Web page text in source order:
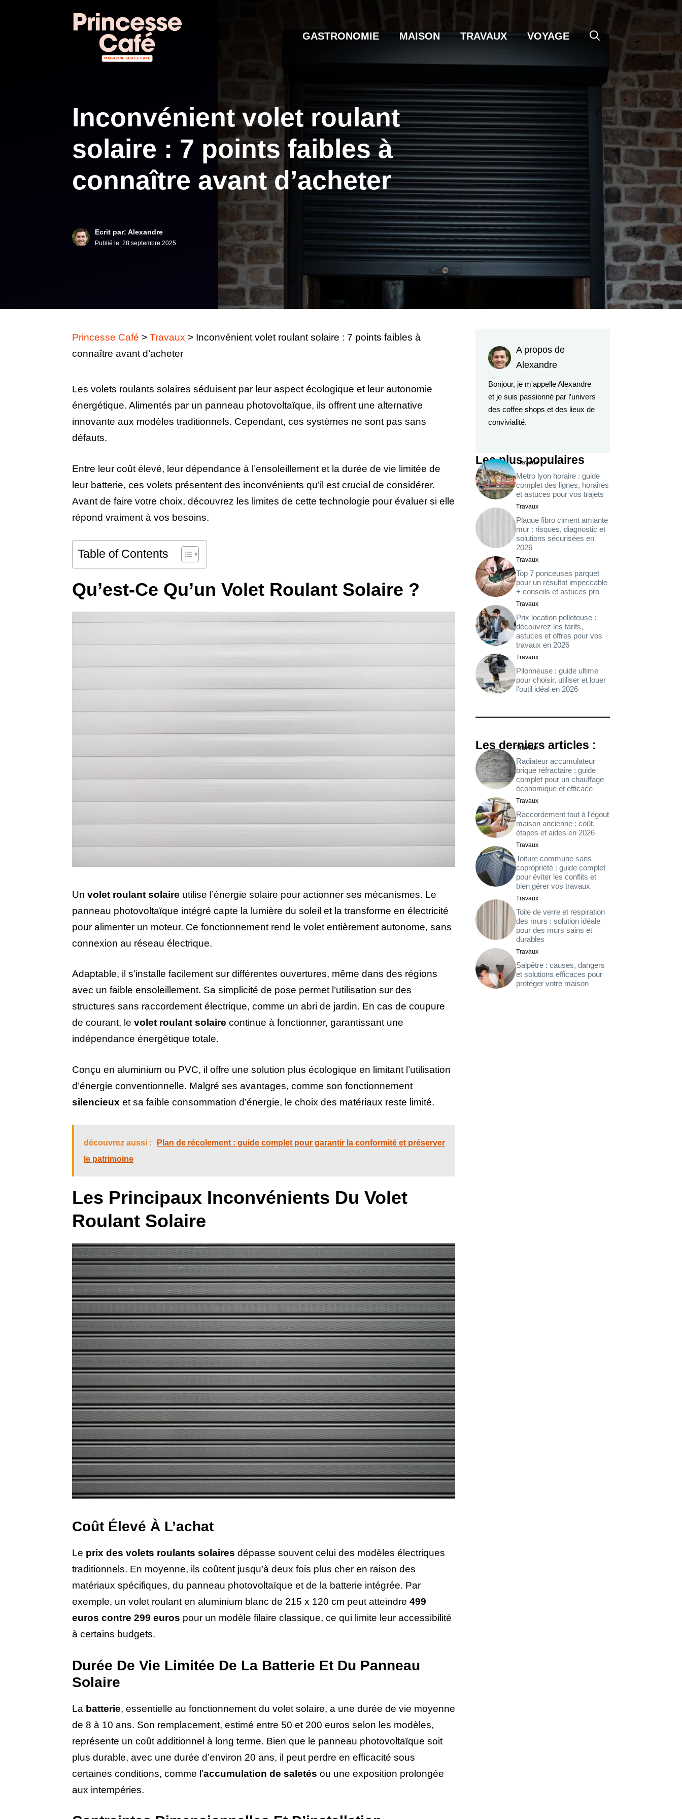
GASTRONOMIE MAISON TRAVAUX VOYAGE
Inconvénient volet roulant
solaire : 7 points faibles à
connaître avant d’acheter
Ecrit par: Alexandre
Publié le: 28 septembre 2025
Princesse Café > Travaux > Inconvénient volet roulant solaire : 7 points faibles à
connaître avant d’acheter
Les volets roulants solaires séduisent par leur aspect écologique et leur autonomie
énergétique. Alimentés par un panneau photovoltaïque, ils offrent une alternative
innovante aux modèles traditionnels. Cependant, ces systèmes ne sont pas sans
défauts.
Entre leur coût élevé, leur dépendance à l’ensoleillement et la durée de vie limitée de
leur batterie, ces volets présentent des inconvénients qu’il est crucial de considérer.
Avant de faire votre choix, découvrez les limites de cette technologie pour évaluer si elle
répond vraiment à vos besoins.
Table of Contents
Qu’est-Ce Qu’un Volet Roulant Solaire ?
Un volet roulant solaire utilise l’énergie solaire pour actionner ses mécanismes. Le
panneau photovoltaïque intégré capte la lumière du soleil et la transforme en électricité
pour alimenter un moteur. Ce fonctionnement rend le volet entièrement autonome, sans
connexion au réseau électrique.
Adaptable, il s’installe facilement sur différentes ouvertures, même dans des régions
avec un faible ensoleillement. Sa simplicité de pose permet l’utilisation sur des
structures sans raccordement électrique, comme un abri de jardin. En cas de coupure
de courant, le volet roulant solaire continue à fonctionner, garantissant une
indépendance énergétique totale.
Conçu en aluminium ou PVC, il offre une solution plus écologique en limitant l’utilisation
d’énergie conventionnelle. Malgré ses avantages, comme son fonctionnement
silencieux et sa faible consommation d’énergie, le choix des matériaux reste limité.
découvrez aussi :
Plan de récolement : guide complet pour garantir la conformité et préserver
le patrimoine
Les Principaux Inconvénients Du Volet
Roulant Solaire
Coût Élevé À L’achat
Le prix des volets roulants solaires dépasse souvent celui des modèles électriques
traditionnels. En moyenne, ils coûtent jusqu’à deux fois plus cher en raison des
matériaux spécifiques, du panneau photovoltaïque et de la batterie intégrée. Par
exemple, un volet roulant en aluminium blanc de 215 x 120 cm peut atteindre 499
euros contre 299 euros pour un modèle filaire classique, ce qui limite leur accessibilité
à certains budgets.
Durée De Vie Limitée De La Batterie Et Du Panneau
Solaire
La batterie, essentielle au fonctionnement du volet solaire, a une durée de vie moyenne
de 8 à 10 ans. Son remplacement, estimé entre 50 et 200 euros selon les modèles,
représente un coût additionnel à long terme. Bien que le panneau photovoltaïque soit
plus durable, avec une durée d’environ 20 ans, il peut perdre en efficacité sous
certaines conditions, comme l’accumulation de saletés ou une exposition prolongée
aux intempéries.
A propos de
Alexandre
Bonjour, je m'appelle Alexandre
et je suis passionné par l’univers
des coffee shops et des lieux de
convivialité.
Les plus populaires
Travaux
Metro lyon horaire : guide
complet des lignes, horaires
et astuces pour vos trajets
Travaux
Plaque fibro ciment amiante
mur : risques, diagnostic et
solutions sécurisées en
2026
Travaux
Top 7 ponceuses parquet
pour un résultat impeccable
+ conseils et astuces pro
Travaux
Prix location pelleteuse :
découvrez les tarifs,
astuces et offres pour vos
travaux en 2026
Travaux
Pilonneuse : guide ultime
pour choisir, utiliser et louer
l’outil idéal en 2026
Les derniers articles :
Travaux
Radiateur accumulateur
brique réfractaire : guide
complet pour un chauffage
économique et efficace
Travaux
Raccordement tout à l’égout
maison ancienne : coût,
étapes et aides en 2026
Travaux
Toiture commune sans
copropriété : guide complet
pour éviter les conflits et
bien gérer vos travaux
Travaux
Toile de verre et respiration
des murs : solution idéale
pour des murs sains et
durables
Travaux
Salpêtre : causes, dangers
et solutions efficaces pour
protéger votre maison